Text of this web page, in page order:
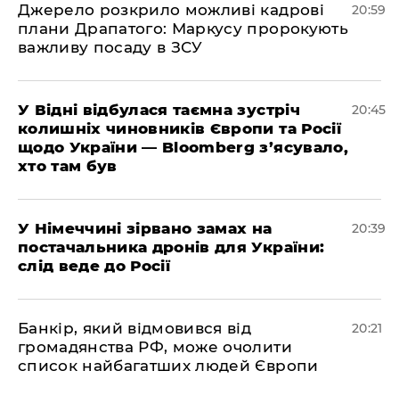
​Джерело розкрило можливі кадрові
плани Драпатого: Маркусу пророкують
важливу посаду в ЗСУ
20:59
​У Відні відбулася таємна зустріч
колишніх чиновників Європи та Росії
щодо України — Bloomberg з’ясувало,
хто там був
20:45
​У Німеччині зірвано замах на
постачальника дронів для України:
слід веде до Росії
20:39
​Банкір, який відмовився від
громадянства РФ, може очолити
список найбагатших людей Європи
20:21